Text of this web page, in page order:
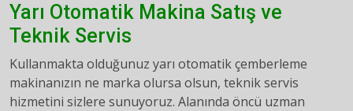
Yarı Otomatik Makina Satış ve
Teknik Servis
Kullanmakta olduğunuz yarı otomatik çemberleme
makinanızın ne marka olursa olsun, teknik servis
hizmetini sizlere sunuyoruz. Alanında öncü uzman